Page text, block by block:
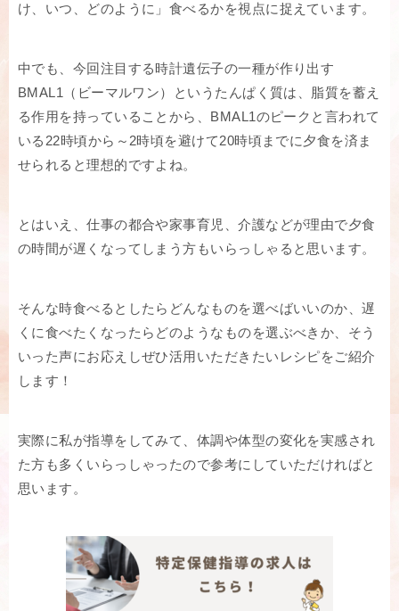
け、いつ、どのように」食べるかを視点に捉えています。
中でも、今回注目する時計遺伝子の一種が作り出す
BMAL1（ビーマルワン）というたんぱく質は、脂質を蓄え
る作用を持っていることから、BMAL1のピークと言われて
いる22時頃から～2時頃を避けて20時頃までに夕食を済ま
せられると理想的ですよね。
とはいえ、仕事の都合や家事育児、介護などが理由で夕食
の時間が遅くなってしまう方もいらっしゃると思います。
そんな時食べるとしたらどんなものを選べばいいのか、遅
くに食べたくなったらどのようなものを選ぶべきか、そう
いった声にお応えしぜひ活用いただきたいレシピをご紹介
します！
実際に私が指導をしてみて、体調や体型の変化を実感され
た方も多くいらっしゃったので参考にしていただければと
思います。